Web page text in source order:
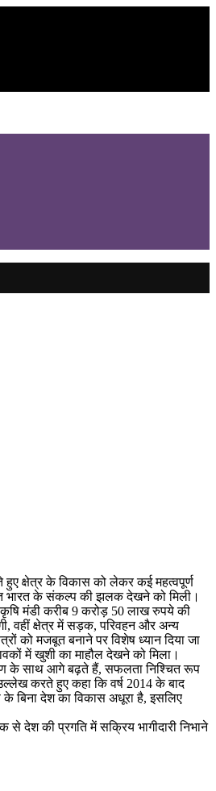
हुए क्षेत्र के विकास को लेकर कई महत्वपूर्ण
भारत के संकल्प की झलक देखने को मिली।
कृषि मंडी करीब 9 करोड़ 50 लाख रुपये की
वहीं क्षेत्र में सड़क, परिवहन और अन्य
को मजबूत बनाने पर विशेष ध्यान दिया जा
में खुशी का माहौल देखने को मिला।
के साथ आगे बढ़ते हैं, सफलता निश्चित रूप
उल्लेख करते हुए कहा कि वर्ष 2014 के बाद
बिना देश का विकास अधूरा है, इसलिए
से देश की प्रगति में सक्रिय भागीदारी निभाने